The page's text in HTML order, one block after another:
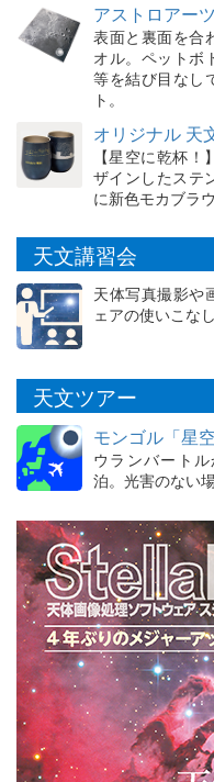
アストロアー
表面と裏面を合
オル。ペットボ
等を結び目なし
ト。
オリジナル 天
【星空に乾杯
ザインしたステ
に新色モカブラ
天文講習会
天体写真撮影や
ェアの使いこな
天文ツアー
モンゴル「星
ウランバート
泊。光害のない